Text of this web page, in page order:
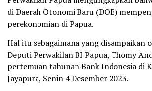
di Daerah Otonomi Baru (DOB)
perekonomian di Papua.
Hal itu sebagaimana yang disampaikan
Deputi Perwakilan BI Papua, Thomy
pertemuan tahunan Bank Indonesia di
Jayapura, Senin 4 Desember 2023.